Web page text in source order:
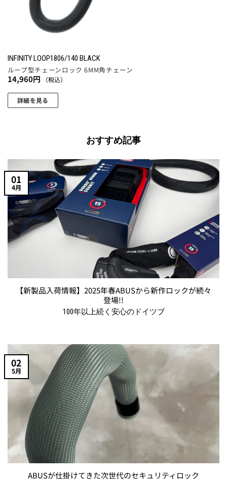
INFINITY LOOP1806/140 BLACK
ループ型チェーンロック 6MM角チェーン
14,960円 （税込）
詳細を見る
おすすめ記事
【新製品入荷情報】2025年春ABUSから新作ロックが続々
登場!!
100年以上続く安心のドイツブ
01
4月
ABUSが仕掛けてきた次世代のセキュリティロック
02
5月